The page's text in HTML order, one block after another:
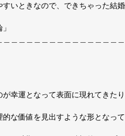
いときなので、できちゃった結
幸運となって表面に現れてきた
な価値を見出すような形となっ